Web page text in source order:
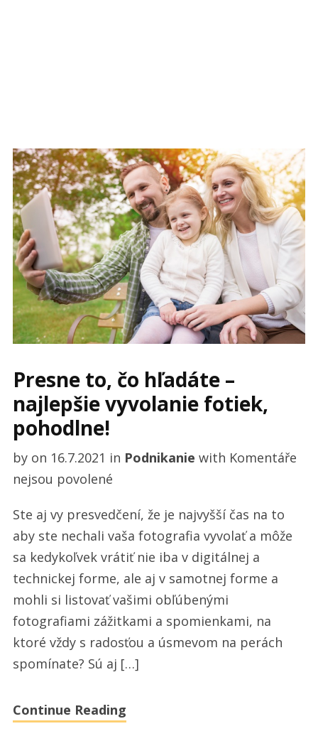
Presne to, čo hľadáte –
najlepšie vyvolanie fotiek,
pohodlne!
by on 16.7.2021 in Podnikanie with Komentáře
nejsou povolenéu
s
názvem
Presne
to,
čo
hľadáte
–
najlepšie
fotiek,
Ste aj vy presvedčení, že je najvyšší čas na to
aby ste nechali vaša fotografia vyvolať a môže
sa kedykoľvek vrátiť nie iba v digitálnej a
technickej forme, ale aj v samotnej forme a
mohli si listovať vašimi obľúbenými
fotografiami zážitkami a spomienkami, na
ktoré vždy s radosťou a úsmevom na perách
spomínate? Sú aj […]
Continue Reading